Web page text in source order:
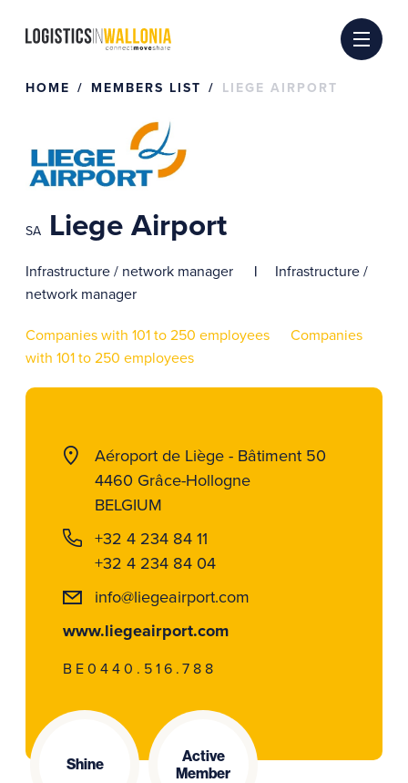
HOME MEMBERS LIST LIEGE AIRPORT
SA Liege Airport
Infrastructure / network manager
Infrastructure /
network manager
Companies with 101 to 250 employees
Companies
with 101 to 250 employees
Aéroport de Liège - Bâtiment 50
4460 Grâce-Hollogne
BELGIUM
+32 4 234 84 11
+32 4 234 84 04
info@liegeairport.com
www.liegeairport.com
BE0440.516.788
Shine
Active
Member